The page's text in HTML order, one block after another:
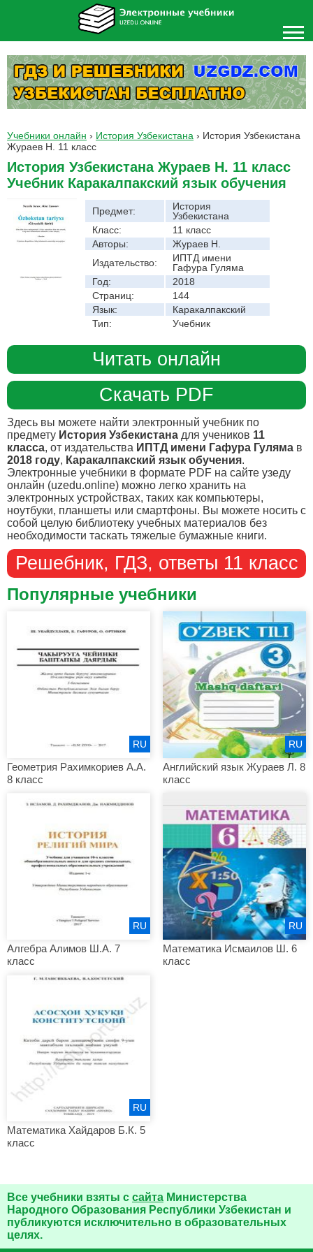
Учебники онлайн › История Узбекистана › История Узбекистана
Жураев Н. 11 класс
История Узбекистана Жураев Н. 11 класс
Учебник Каракалпакский язык обучения
Предмет:
История
Узбекистана
Класс:
11 класс
Авторы:
Жураев Н.
Издательство:
ИПТД имени
Гафура Гуляма
Год:
2018
Страниц:
144
Язык:
Каракалпакский
Тип:
Учебник
Читать онлайн
Скачать PDF
Здесь вы можете найти электронный учебник по
предмету История Узбекистана для учеников 11
класса, от издательства ИПТД имени Гафура Гуляма в
2018 году, Каракалпакский язык обучения.
Электронные учебники в формате PDF на сайте узеду
онлайн (uzedu.online) можно легко хранить на
электронных устройствах, таких как компьютеры,
ноутбуки, планшеты или смартфоны. Вы можете носить с
собой целую библиотеку учебных материалов без
необходимости таскать тяжелые бумажные книги.
Решебник, ГДЗ, ответы 11 класс
Популярные учебники
Геометрия Рахимкориев А.А.
8 класс
RU
Английский язык Жураев Л. 8
класс
RU
Алгебра Алимов Ш.А. 7
класс
RU
Математика Исмаилов Ш. 6
класс
RU
Математика Хайдаров Б.К. 5
класс
RU
Все учебники взяты с сайта Министерства
Народного Образования Республики Узбекистан и
публикуются исключительно в образовательных
целях.